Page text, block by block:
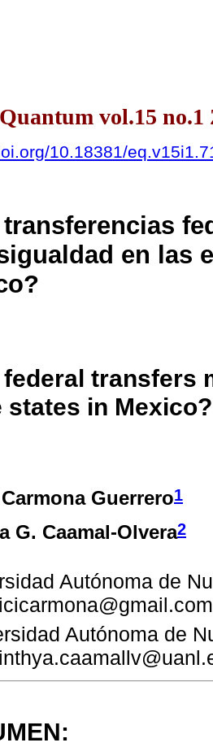
vol.15
10.18381/
en las
federal transfers
states in Mexico?
Guerrero1
G. Caamal-Olvera2
Autónoma de
Autónoma de